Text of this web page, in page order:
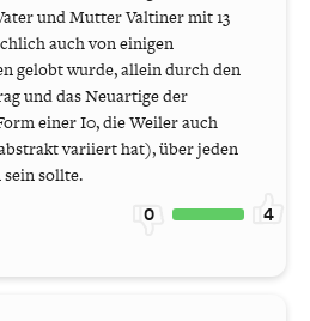
und Mutter Valtiner mit 13
auch von einigen
gelobt wurde, allein durch den
und das Neuartige der
einer I0, die Weiler auch
variiert hat), über jeden
sollte.
0 4